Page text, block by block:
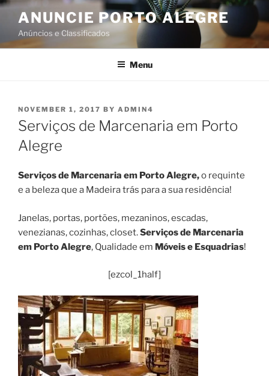
Skip
content
ANUNCIE PORTO ALEGRE
Anúncios e Classificados
Menu
POSTED
ON
NOVEMBER 1, 2017 BY ADMIN4
Serviços de Marcenaria em Porto
Alegre
Serviços de Marcenaria em Porto Alegre,o requinte
e a beleza que a Madeira trás para a sua residência!
Janelas, portas, portões, mezaninos, escadas,
venezianas, cozinhas, closet.Serviços de Marcenaria
em Porto Alegre, Qualidade em Móveis e Esquadrias!
[ezcol_1half]